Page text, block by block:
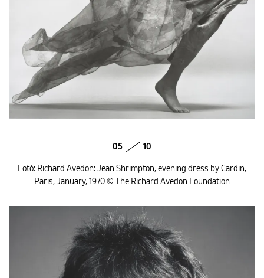
05 10
Fotó: Richard Avedon: Jean Shrimpton, evening dress by Cardin,
Paris, January, 1970 © The Richard Avedon Foundation